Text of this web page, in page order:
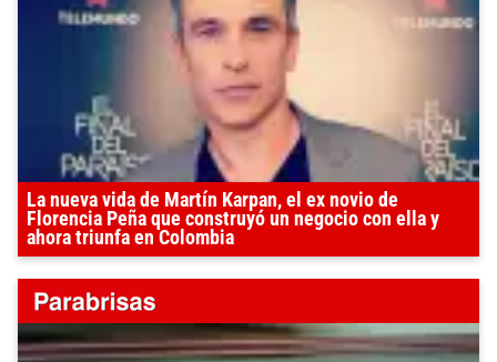
La nueva vida de Martín Karpan, el ex novio de
Florencia Peña que construyó un negocio con ella y
ahora triunfa en Colombia